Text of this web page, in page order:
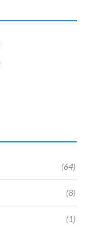
(64)
(8)
(1)